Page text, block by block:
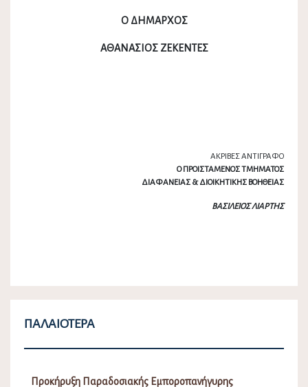
Ο ΔΗΜΑΡΧΟΣ
ΑΘΑΝΑΣΙΟΣ ΖΕΚΕΝΤΕΣ
ΑΚΡΙΒΕΣ ΑΝΤΙΓΡΑΦΟ
Ο ΠΡΟΙΣΤΑΜΕΝΟΣ ΤΜΗΜΑΤΟΣ
ΔΙΑΦΑΝΕΙΑΣ & ΔΙΟΙΚΗΤΙΚΗΣ ΒΟΗΘΕΙΑΣ
ΒΑΣΙΛΕΙΟΣ ΛΙΑΡΤΗΣ
ΠΑΛΑΙΌΤΕΡΑ
Προκήρυξη Παραδοσιακής Εμποροπανήγυρης